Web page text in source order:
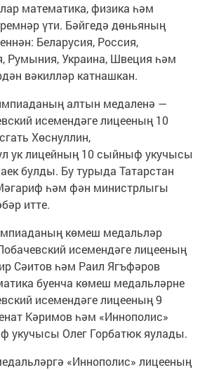
математика, физика һәм
үти. Бәйгедә дөньяның
Беларусия, Россия,
Румыния, Украина, Швеция һәм
вәкилләр катнашкан.
алтын медаленә —
исемендәге лицееның 10
Хөснуллин,
ук лицейның 10 сыйныф укучысы
булды. Бу турыда Татарстан
һәм фән министрлыгы
итте.
көмеш медальләр
исемендәге лицееның
Сәитов һәм Раил Ягъфәров
буенча көмеш медальләрне
исемендәге лицееның 9
Кәримов һәм «Иннополис»
укучысы Олег Горбатюк яулады.
«Иннополис» лицееның